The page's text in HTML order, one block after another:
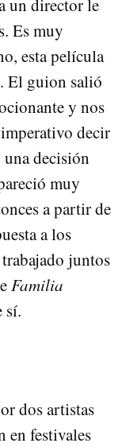
un director le
Es muy
esta película
El guion salió
y nos
decir
una decisión
muy
a partir de
a los
juntos
Familia
sí.
dos artistas
en festivales